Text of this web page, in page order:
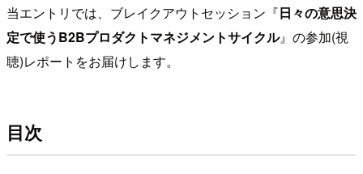
当エントリでは、ブレイクアウトセッション『日々の意思決
定で使うB2Bプロダクトマネジメントサイクル』の参加(視
聴)レポートをお届けします。
目次